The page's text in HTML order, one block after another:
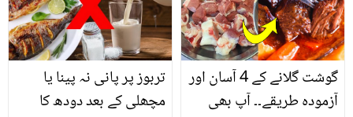
تربوز پر پانی نہ پینا یا
مچھلی کے بعد دودھ کا
گوشت گلانے کے 4 آسان اور
آزمودہ طریقے۔۔ آپ بھی